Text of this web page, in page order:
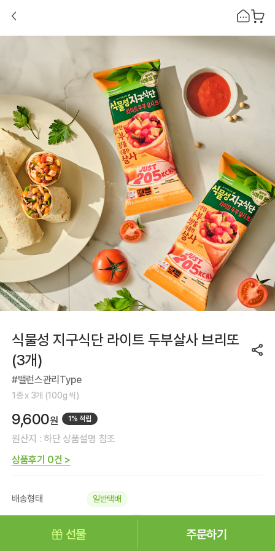
식물성 지구식단 라이트 두부살사 브리또
(3개)
#밸런스관리Type
1종 x 3개 (100g 씩)
9,600원 1% 적립
원산지 : 하단 상품설명 참조
상품후기 0건 >
배송형태 일반택배
지금 주문시
* 로그인 시 정확한 배송일자를 확인하실 수 있습
선물 주문하기